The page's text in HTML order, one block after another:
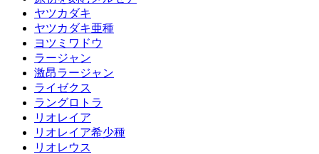
ヤツカダキ
ヤツカダキ亜種
ヨツミワドウ
ラージャン
激昂ラージャン
ライゼクス
ラングロトラ
リオレイア
リオレイア希少種
リオレウス